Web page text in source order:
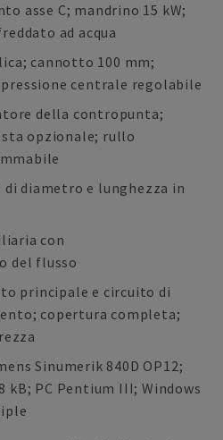
asse C; mandrino 15 kW;
ad acqua
cannotto 100 mm;
centrale regolabile
della contropunta;
opzionale; rullo
diametro e lunghezza in
con
del flusso
principale e circuito di
copertura completa;
Sinumerik 840D OP12;
kB; PC Pentium III; Windows